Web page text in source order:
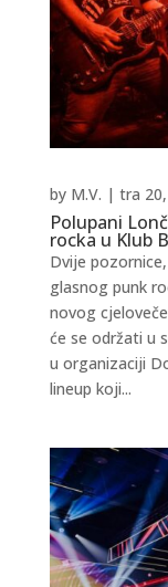
Polupani
rocka u Klub
by M.V. | tra
Dvije
glasnog punk
novog
će se održati u
u organizaciji
lineup koji...